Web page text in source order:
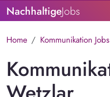
NachhaltigeJobs
Home Kommunikation Jobs